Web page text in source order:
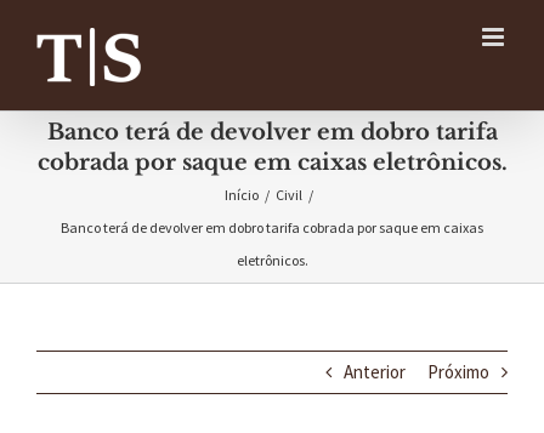
conteúdo
Banco terá de devolver em dobro tarifa
cobrada por saque em caixas eletrônicos.
Início / Civil /
Banco terá de devolver em dobro tarifa cobrada por saque em caixas
eletrônicos.
Anterior Próximo